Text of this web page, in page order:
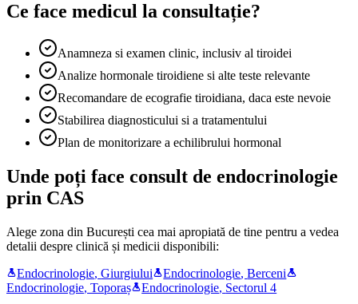
Ce face medicul la consultație?
Anamneza si examen clinic, inclusiv al tiroidei
Analize hormonale tiroidiene si alte teste relevante
Recomandare de ecografie tiroidiana, daca este nevoie
Stabilirea diagnosticului si a tratamentului
Plan de monitorizare a echilibrului hormonal
Unde poți face consult de endocrinologie
prin CAS
Alege zona din București cea mai apropiată de tine pentru a vedea
detalii despre clinică și medicii disponibili:
Endocrinologie,Giurgiului Endocrinologie,Berceni
Endocrinologie, Toporaș Endocrinologie, Sectorul 4